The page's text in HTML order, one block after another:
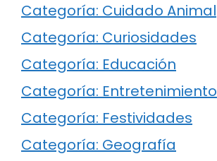
Categoría: Cuidado Animal
Categoría: Curiosidades
Categoría: Educación
Categoría: Entretenimiento
Categoría: Festividades
Categoría: Geografía